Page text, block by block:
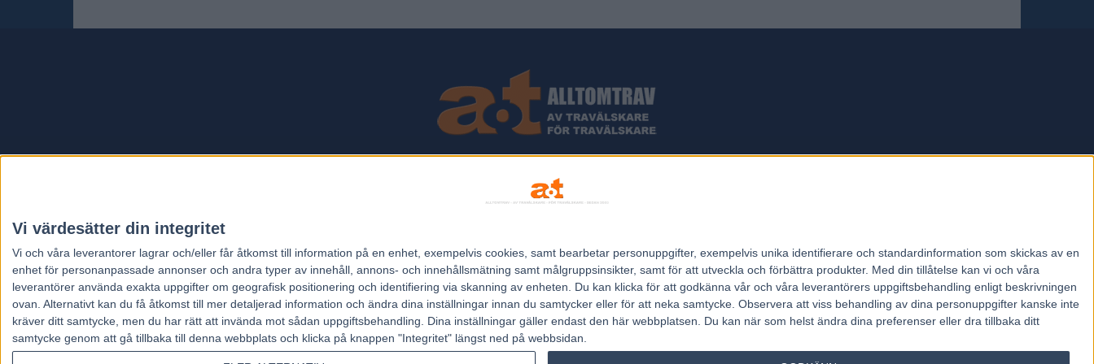
Vi värdesätter din integritet
Vi och våra leverantorer lagrar och/eller får åtkomst till information på en enhet, exempelvis cookies, samt bearbetar personuppgifter, exempelvis unika identifierare och standardinformation som skickas av en
enhet för personanpassade annonser och andra typer av innehåll, annons- och innehållsmätning samt målgruppsinsikter, samt för att utveckla och förbättra produkter. Med din tillåtelse kan vi och våra
leverantörer använda exakta uppgifter om geografisk positionering och identifiering via skanning av enheten. Du kan klicka för att godkänna vår och våra leverantörers uppgiftsbehandling enligt beskrivningen
ovan. Alternativt kan du få åtkomst till mer detaljerad information och ändra dina inställningar innan du samtycker eller för att neka samtycke. Observera att viss behandling av dina personuppgifter kanske inte
kräver ditt samtycke, men du har rätt att invända mot sådan uppgiftsbehandling. Dina inställningar gäller endast den här webbplatsen. Du kan när som helst ändra dina preferenser eller dra tillbaka ditt
samtycke genom att gå tillbaka till denna webbplats och klicka på knappen "Integritet" längst ned på webbsidan.
Allt Om Trav - För Travälskare - Av Travälskare - sedan 2005.
Kontakta oss:kontakt@regemedia.se